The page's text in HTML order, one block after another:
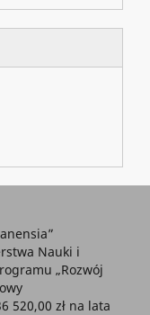
Nauki i
„Rozwój
520,00 zł na lata